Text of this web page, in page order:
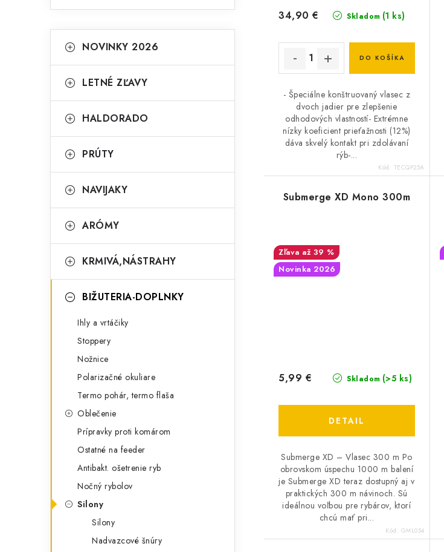
kategórie
a
e
ó
i
NOVINKY 2026
LETNÉ ZĽAVY
HALDORADO
PRÚTY
NAVIJAKY
ARÓMY
KRMIVÁ,NÁSTRAHY
BIŽUTERIA-DOPLNKY
Ihly a vrtáčiky
Stoppery
Nožnice
Polarizačné okuliare
Termo pohár, termo flaša
Oblečenie
Prípravky proti komárom
Ostatné na feeder
Antibakt. ošetrenie ryb
Nočný rybolov
Silony
Silony
Nadvazcové šnúry
d
u
k
t
o
v
Skladom (1 ks)
34,90 €
DO KOŠÍKA
- Špeciálne konštruovaný vlasec z
dvoch jadier pre zlepšenie
odhodových vlastností- Extrémne
nízky koeficient prieťažnosti (12%)
dáva skvelý kontakt pri zdolávaní
rýb-...
Kód: TECQP25A
Submerge XD Mono 300m
až 39 %
Novinka 2026
Skladom (>5 ks)
5,99 €
DETAIL
Submerge XD – Vlasec 300 m Po
obrovskom úspechu 1000 m balení
je Submerge XD teraz dostupný aj v
praktických 300 m návinoch. Sú
ideálnou voľbou pre rybárov, ktorí
chcú mať pri...
Kód: GML054